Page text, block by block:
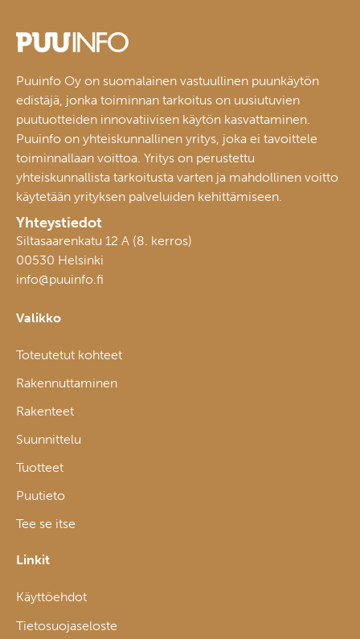
Puuinfo Oy on suomalainen vastuullinen puunkäytön
edistäjä, jonka toiminnan tarkoitus on uusiutuvien
puutuotteiden innovatiivisen käytön kasvattaminen.
Puuinfo on yhteiskunnallinen yritys, joka ei tavoittele
toiminnallaan voittoa. Yritys on perustettu
yhteiskunnallista tarkoitusta varten ja mahdollinen voitto
käytetään yrityksen palveluiden kehittämiseen.
Yhteystiedot
Siltasaarenkatu 12 A (8. kerros)
00530 Helsinki
info@puuinfo.fi
Valikko
Toteutetut kohteet
Rakennuttaminen
Rakenteet
Suunnittelu
Tuotteet
Puutieto
Tee se itse
Linkit
Käyttöehdot
Tietosuojaseloste